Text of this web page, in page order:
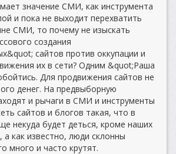
значение СМИ, как инструмента
и пока не выходит перехватить
СМИ, то почему не изыскать
создания
сайтов против оккупации и
их в сети? Одним &quot;Раша
Для продвижения сайтов не
денег. На предвыборную
и рычаги в СМИ и инструменты
сайтов и блогов такая, что в
некуда будет деться, кроме наших
а как известно, люди склонны
много и часто крутят.